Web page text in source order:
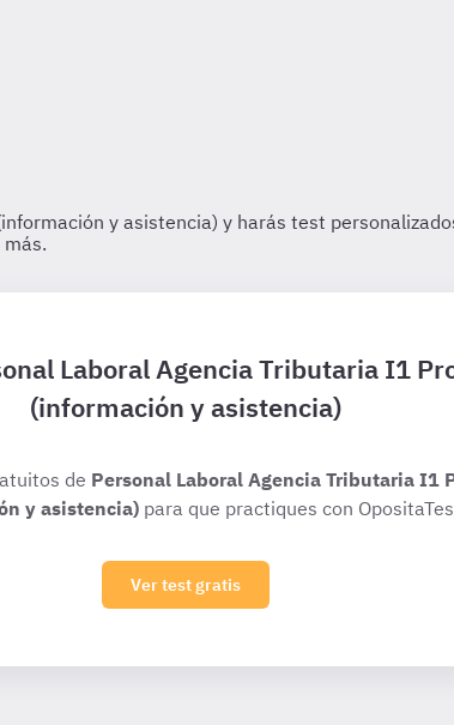
Laboral Agencia Tributaria I1
(información y asistencia)
de Personal Laboral Agencia Tributaria I1
y asistencia) para que practiques con
Ver test gratis